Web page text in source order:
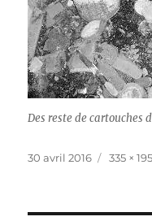
Des reste de cartouches
Publié
30 avril 2016
Taille
335 × 195